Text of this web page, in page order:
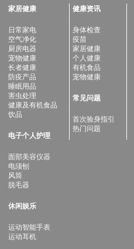
家居健康
日常家电
空气净化
厨房电器
宠物健康
长者健康
防疫产品
睡眠用品
害虫处理
健康及有机食品
饮品
电子个人护理
面部美容仪器
电须刨
风筒
脱毛器
休闲娱乐
运动智能手表
运动耳机
健康资讯
身体检查
疫苗
家居健康
个人健康
有机食品
宠物健康
常见问题
首次验身指引
热门问题